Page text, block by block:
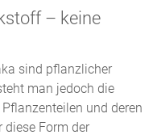
– keine
sind pflanzlicher
man jedoch die
und deren
diese Form der